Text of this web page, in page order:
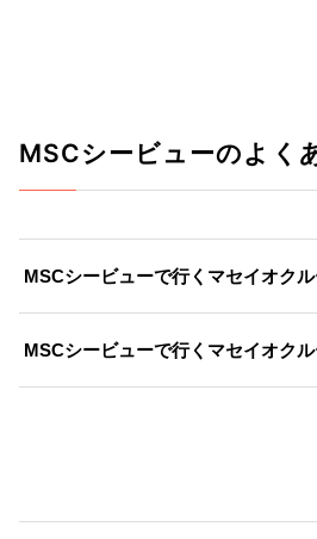
MSCシービューのよく
MSCシービューで行くマセイオク
MSCシービューで行くマセイオク